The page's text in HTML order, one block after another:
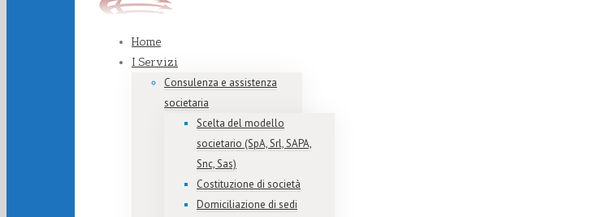
Home
I Servizi
Consulenza e assistenza
societaria
Scelta del modello
societario (SpA, Srl, SAPA,
Snc, Sas)
Costituzione di società
Domiciliazione di sedi